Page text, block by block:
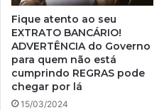
Fique atento ao seu
EXTRATO BANCÁRIO!
ADVERTÊNCIA do Governo
para quem não está
cumprindo REGRAS pode
chegar por lá
15/03/2024